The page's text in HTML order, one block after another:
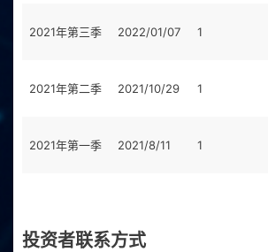
2021年第三季 2022/01/07 1
2021年第二季 2021/10/29 1
2021年第一季 2021/8/11 1
投资者联系方式